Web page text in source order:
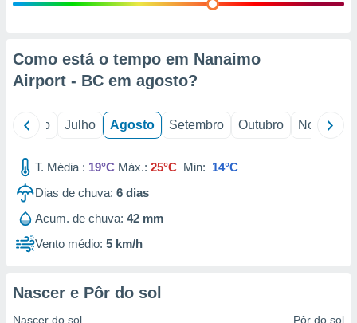
através
estudos
1199
Como está o tempo em Nanaimo
Airport - BC em agosto?
Junho Julho Agosto Setembro Outubro Novembro
T. Média : 19°C Máx.: 25°C Min: 14°C
Dias de chuva: 6 dias
Acum. de chuva: 42 mm
Vento médio: 5 km/h
Nascer e Pôr do sol
Nascer do sol Pôr do sol